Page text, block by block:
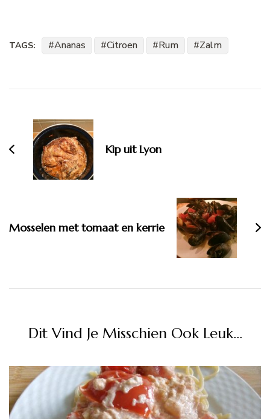
TAGS: Ananas Citroen Rum Zalm
navigatie
Kip uit Lyon
Mosselen met tomaat en kerrie
Dit Vind Je Misschien Ook Leuk...